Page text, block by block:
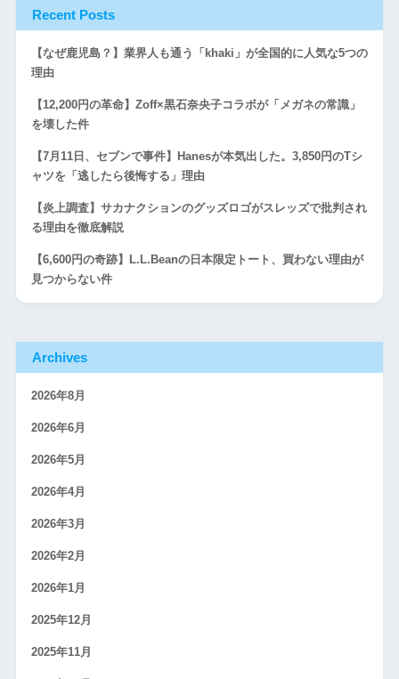
Recent Posts
【なぜ鹿児島？】業界人も通う「khaki」が全国的に人気な5つの
理由
【12,200円の革命】Zoff×黒石奈央子コラボが「メガネの常識」
を壊した件
【7月11日、セブンで事件】Hanesが本気出した。3,850円のTシ
ャツを「逃したら後悔する」理由
【炎上調査】サカナクションのグッズロゴがスレッズで批判され
る理由を徹底解説
【6,600円の奇跡】L.L.Beanの日本限定トート、買わない理由が
見つからない件
Archives
2026年8月
2026年6月
2026年5月
2026年4月
2026年3月
2026年2月
2026年1月
2025年12月
2025年11月